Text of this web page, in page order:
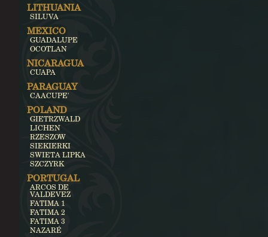
LITHUANIA
SILUVA
MEXICO
GUADALUPE
OCOTLAN
NICARAGUA
CUAPA
PARAGUAY
CAACUPE'
POLAND
GIETRZWALD
LICHEN
RZESZOW
SIEKIERKI
SWIETA LIPKA
SZCZYRK
PORTUGAL
ARCOS DE
VALDEVEZ
FATIMA 1
FATIMA 2
FATIMA 3
NAZARÉ